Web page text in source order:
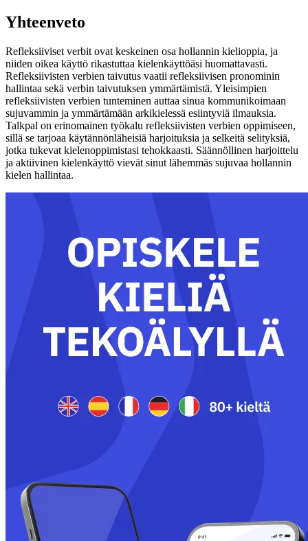
Yhteenveto
Refleksiiviset verbit ovat keskeinen osa hollannin kielioppia, ja
niiden oikea käyttö rikastuttaa kielenkäyttöäsi huomattavasti.
Refleksiivisten verbien taivutus vaatii refleksiivisen pronominin
hallintaa sekä verbin taivutuksen ymmärtämistä. Yleisimpien
refleksiivisten verbien tunteminen auttaa sinua kommunikoimaan
sujuvammin ja ymmärtämään arkikielessä esiintyviä ilmauksia.
Talkpal on erinomainen työkalu refleksiivisten verbien oppimiseen,
sillä se tarjoaa käytännönläheisiä harjoituksia ja selkeitä selityksiä,
jotka tukevat kielenoppimistasi tehokkaasti. Säännöllinen harjoittelu
ja aktiivinen kielenkäyttö vievät sinut lähemmäs sujuvaa hollannin
kielen hallintaa.